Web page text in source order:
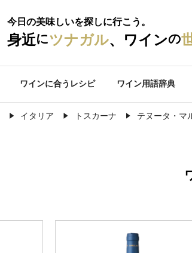
今日の美味しいを探しに行こう。
身近にツナガル、ワインの
ワインに合うレシピ ワイン用語辞典
イタリア トスカーナ テヌータ・マ